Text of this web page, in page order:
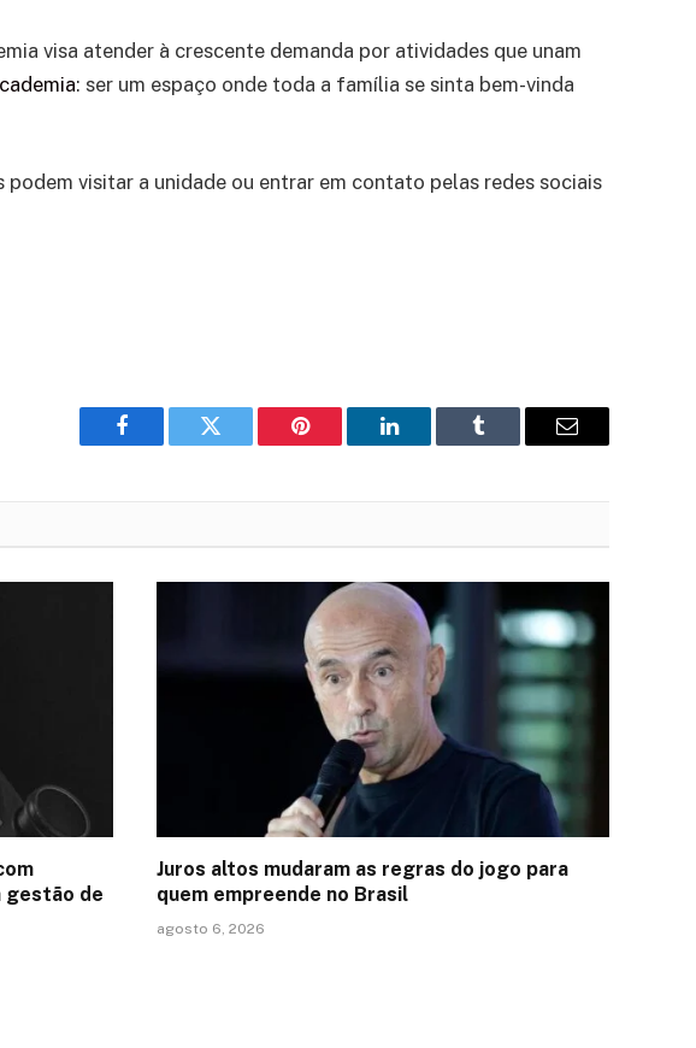
visa atender à crescente demanda por atividades que unam
: ser um espaço onde toda a família se sinta bem-vinda
visitar a unidade ou entrar em contato pelas redes sociais
Facebook Twitter Pinterest LinkedIn Tumblr Email
gestão de
Juros altos mudaram as regras do jogo para
quem empreende no Brasil
agosto 6, 2026